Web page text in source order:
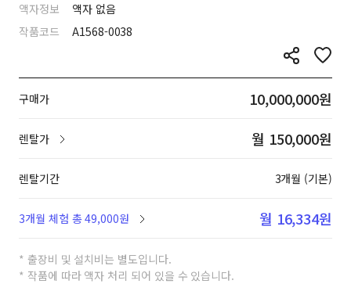
액자정보
액자 없음
작품코드
A1568-0038
구매가 10,000,000원
렌탈가 월 150,000원
렌탈기간 3개월 (기본)
3개월 체험 총 49,000원 월 16,334원
* 출장비 및 설치비는 별도입니다.
* 작품에 따라 액자 처리 되어 있을 수 있습니다.